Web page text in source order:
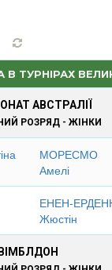
В ТУРНІРАХ
АВСТРАЛІЇ
РОЗРЯД - ЖІНКИ
МОРЕСМО
Амелі
ЕНЕН-
Жюстін
ВІМБЛДОН